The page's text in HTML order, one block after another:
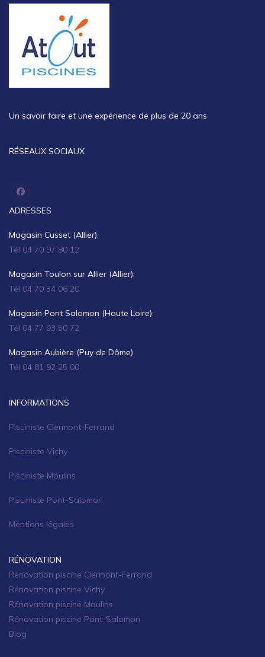
Un savoir faire et une expérience de plus de 20 ans
RÉSEAUX SOCIAUX
ADRESSES
Magasin Cusset (Allier):
Tél 04 70 97 80 12
Magasin Toulon sur Allier (Allier):
Tél 04 70 34 06 20
Magasin Pont Salomon (Haute Loire):
Tél 04 77 93 50 72
Magasin Aubière (Puy de Dôme)
Tél 04 81 92 25 00
INFORMATIONS
Pisciniste Clermont-Ferrand
Pisciniste Vichy
Pisciniste Moulins
Pisciniste Pont-Salomon
Mentions légales
RÉNOVATION
Rénovation piscine Clermont-Ferrand
Rénovation piscine Vichy
Rénovation piscine Moulins
Rénovation piscine Pont-Salomon
Blog